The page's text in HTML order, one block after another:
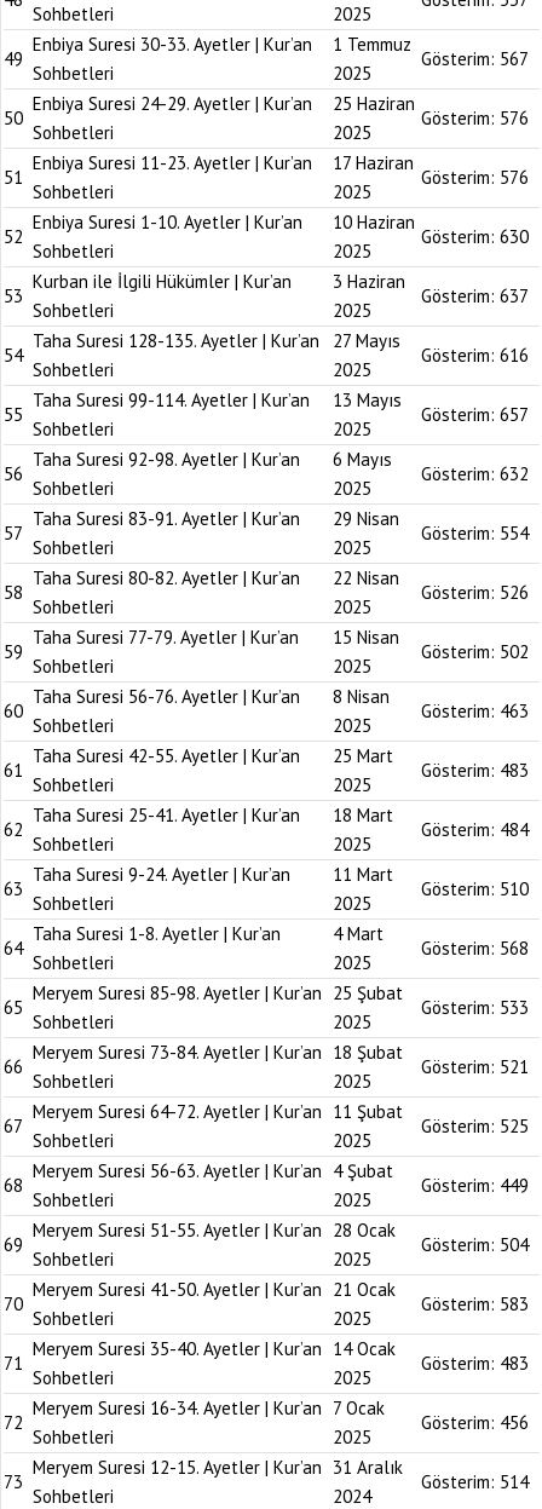
Sohbetleri 2025
49
Enbiya Suresi 30-33. Ayetler | Kur’an
Sohbetleri
1 Temmuz
2025
Gösterim: 567
50
Enbiya Suresi 24-29. Ayetler | Kur’an
Sohbetleri
25 Haziran
2025
Gösterim: 576
51
Enbiya Suresi 11-23. Ayetler | Kur’an
Sohbetleri
17 Haziran
2025
Gösterim: 576
52
Enbiya Suresi 1-10. Ayetler | Kur’an
Sohbetleri
10 Haziran
2025
Gösterim: 630
53
Kurban ile İlgili Hükümler | Kur’an
Sohbetleri
3 Haziran
2025
Gösterim: 637
54
Taha Suresi 128-135. Ayetler | Kur’an
Sohbetleri
27 Mayıs
2025
Gösterim: 616
55
Taha Suresi 99-114. Ayetler | Kur’an
Sohbetleri
13 Mayıs
2025
Gösterim: 657
56
Taha Suresi 92-98. Ayetler | Kur’an
Sohbetleri
6 Mayıs
2025
Gösterim: 632
57
Taha Suresi 83-91. Ayetler | Kur’an
Sohbetleri
29 Nisan
2025
Gösterim: 554
58
Taha Suresi 80-82. Ayetler | Kur’an
Sohbetleri
22 Nisan
2025
Gösterim: 526
59
Taha Suresi 77-79. Ayetler | Kur’an
Sohbetleri
15 Nisan
2025
Gösterim: 502
60
Taha Suresi 56-76. Ayetler | Kur’an
Sohbetleri
8 Nisan
2025
Gösterim: 463
61
Taha Suresi 42-55. Ayetler | Kur’an
Sohbetleri
25 Mart
2025
Gösterim: 483
62
Taha Suresi 25-41. Ayetler | Kur’an
Sohbetleri
18 Mart
2025
Gösterim: 484
63
Taha Suresi 9-24. Ayetler | Kur’an
Sohbetleri
11 Mart
2025
Gösterim: 510
64
Taha Suresi 1-8. Ayetler | Kur’an
Sohbetleri
4 Mart
2025
Gösterim: 568
65
Meryem Suresi 85-98. Ayetler | Kur’an
Sohbetleri
25 Şubat
2025
Gösterim: 533
66
Meryem Suresi 73-84. Ayetler | Kur’an
Sohbetleri
18 Şubat
2025
Gösterim: 521
67
Meryem Suresi 64-72. Ayetler | Kur’an
Sohbetleri
11 Şubat
2025
Gösterim: 525
68
Meryem Suresi 56-63. Ayetler | Kur’an
Sohbetleri
4 Şubat
2025
Gösterim: 449
69
Meryem Suresi 51-55. Ayetler | Kur’an
Sohbetleri
28 Ocak
2025
Gösterim: 504
70
Meryem Suresi 41-50. Ayetler | Kur’an
Sohbetleri
21 Ocak
2025
Gösterim: 583
71
Meryem Suresi 35-40. Ayetler | Kur’an
Sohbetleri
14 Ocak
2025
Gösterim: 483
72
Meryem Suresi 16-34. Ayetler | Kur’an
Sohbetleri
7 Ocak
2025
Gösterim: 456
73
Meryem Suresi 12-15. Ayetler | Kur’an
Sohbetleri
31 Aralık
2024
Gösterim: 514